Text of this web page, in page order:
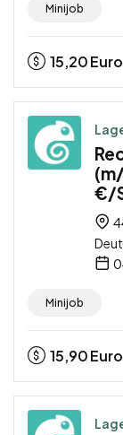
Minijob
15,20Euro
€/
Minijob
15,90Euro